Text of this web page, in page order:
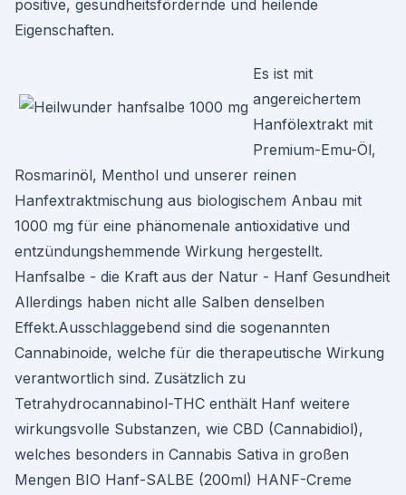
positive, gesundheitsfördernde und heilende
Eigenschaften.
Es ist mit
angereichertem
Hanfölextrakt mit
Premium-Emu-Öl,
Rosmarinöl, Menthol und unserer reinen
Hanfextraktmischung aus biologischem Anbau mit
1000 mg für eine phänomenale antioxidative und
entzündungshemmende Wirkung hergestellt.
Hanfsalbe - die Kraft aus der Natur - Hanf Gesundheit
Allerdings haben nicht alle Salben denselben
Effekt.Ausschlaggebend sind die sogenannten
Cannabinoide, welche für die therapeutische Wirkung
verantwortlich sind. Zusätzlich zu
Tetrahydrocannabinol-THC enthält Hanf weitere
wirkungsvolle Substanzen, wie CBD (Cannabidiol),
welches besonders in Cannabis Sativa in großen
Mengen BIO Hanf-SALBE (200ml) HANF-Creme